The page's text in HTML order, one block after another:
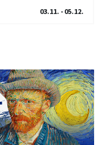
03.11. - 05.12.